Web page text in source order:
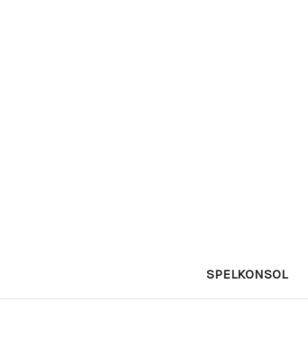
SPELKONSOL